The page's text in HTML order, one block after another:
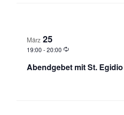
März 25
19:00 -20:00
Abendgebet mit St. Egidio